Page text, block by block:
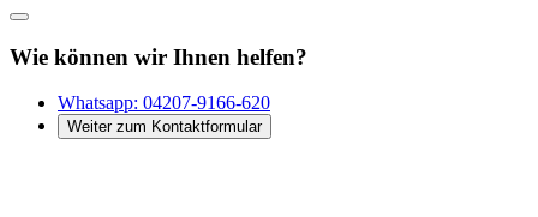
Wie können wir Ihnen helfen?
Whatsapp: 04207-9166-620